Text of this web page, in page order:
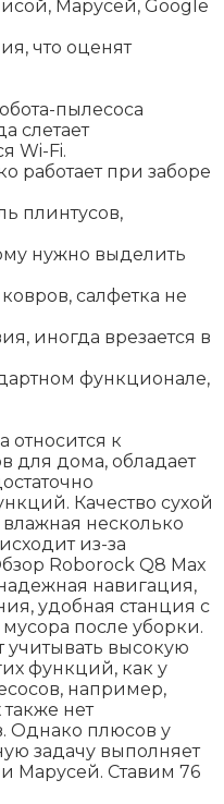
Марусей, Google
что оценят
пылесоса
слетает
Wi-Fi.
работает при заборе
плинтусов,
нужно выделить
салфетка не
иногда врезается в
функционале,
относится к
для дома, обладает
Качество сухой
несколько
из-за
Roborock Q8 Max
навигация,
удобная станция с
после уборки.
высокую
функций, как у
например,
нет
Однако плюсов у
задачу выполняет
Марусей. Ставим 76